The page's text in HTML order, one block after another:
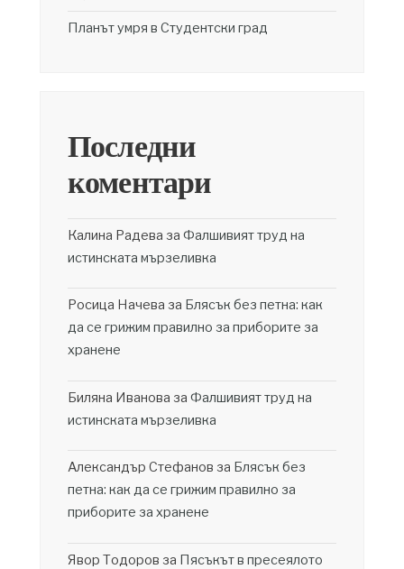
Планът умря в Студентски град
Последни
коментари
Калина Радева за Фалшивият труд на
истинската мързеливка
Росица Начева за Блясък без петна: как
да се грижим правилно за приборите за
хранене
Биляна Иванова за Фалшивият труд на
истинската мързеливка
Александър Стефанов за Блясък без
петна: как да се грижим правилно за
приборите за хранене
Явор Тодоров за Пясъкът в пресеялото